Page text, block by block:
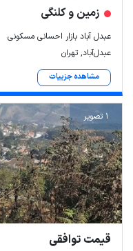
زمین و کلنگی
عبدل آباد بازار احسانی مسکونی
عبدل‌آباد, تهران
مشاهده جزییات
1 تصویر
قیمت توافقی